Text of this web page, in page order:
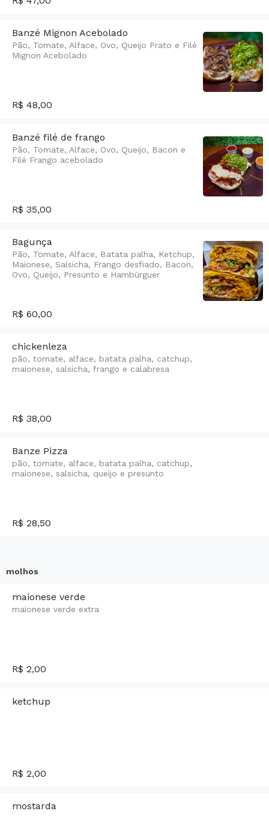
Banzé Mignon Acebolado
Pão, Tomate, Alface, Ovo, Queijo Prato e Filé
Mignon Acebolado
R$ 48,00
Banzé filé de frango
Pão, Tomate, Alface, Ovo, Queijo, Bacon e
Filé Frango acebolado
R$ 35,00
Bagunça
Pão, Tomate, Alface, Batata palha, Ketchup,
Maionese, Salsicha, Frango desfiado, Bacon,
Ovo, Queijo, Presunto e Hambúrguer
R$ 60,00
chickenleza
pão, tomate, alface, batata palha, catchup,
maionese, salsicha, frango e calabresa
R$ 38,00
Banze Pizza
pão, tomate, alface, batata palha, catchup,
maionese, salsicha, queijo e presunto
R$ 28,50
molhos
maionese verde
maionese verde extra
R$ 2,00
ketchup
R$ 2,00
mostarda